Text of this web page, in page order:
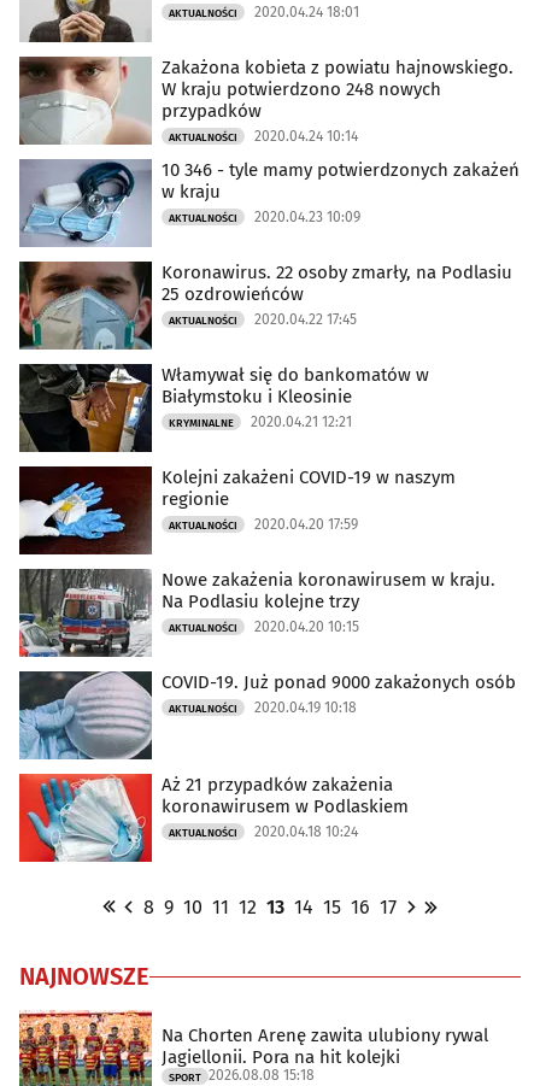
AKTUALNOŚCI 2020.04.24 18:01
Zakażona kobieta z powiatu hajnowskiego.
W kraju potwierdzono 248 nowych
przypadków
AKTUALNOŚCI 2020.04.24 10:14
10 346 - tyle mamy potwierdzonych zakażeń
w kraju
AKTUALNOŚCI 2020.04.23 10:09
Koronawirus. 22 osoby zmarły, na Podlasiu
25 ozdrowieńców
AKTUALNOŚCI 2020.04.22 17:45
Włamywał się do bankomatów w
Białymstoku i Kleosinie
KRYMINALNE 2020.04.21 12:21
Kolejni zakażeni COVID-19 w naszym
regionie
AKTUALNOŚCI 2020.04.20 17:59
Nowe zakażenia koronawirusem w kraju.
Na Podlasiu kolejne trzy
AKTUALNOŚCI 2020.04.20 10:15
COVID-19. Już ponad 9000 zakażonych osób
AKTUALNOŚCI 2020.04.19 10:18
Aż 21 przypadków zakażenia
koronawirusem w Podlaskiem
AKTUALNOŚCI 2020.04.18 10:24
8 9 10 11 12 13 14 15 16 17
NAJNOWSZE
Na Chorten Arenę zawita ulubiony rywal
Jagiellonii. Pora na hit kolejki
SPORT 2026.08.08 15:18